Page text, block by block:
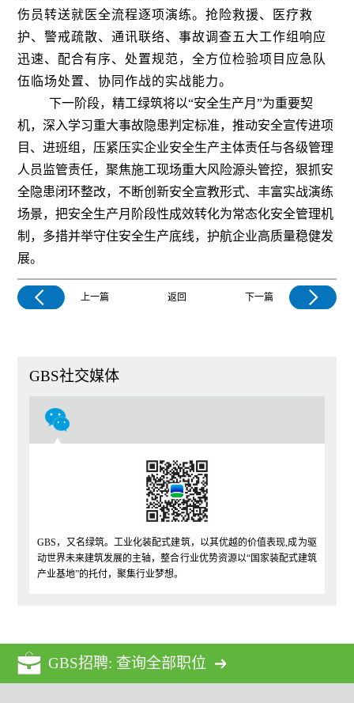
伤员转送就医全流程逐项演练。抢险救援、医疗救
护、警戒疏散、通讯联络、事故调查五大工作组响应
迅速、配合有序、处置规范，全方位检验项目应急队
伍临场处置、协同作战的实战能力。
下一阶段，精工绿筑将以“安全生产月”为重要契
机，深入学习重大事故隐患判定标准，推动安全宣传进项
目、进班组，压紧压实企业安全生产主体责任与各级管理
人员监管责任，聚焦施工现场重大风险源头管控，狠抓安
全隐患闭环整改，不断创新安全宣教形式、丰富实战演练
场景，把安全生产月阶段性成效转化为常态化安全管理机
制，多措并举守住安全生产底线，护航企业高质量稳健发
展。
上一篇 返回 下一篇
GBS社交媒体
GBS，又名绿筑。工业化装配式建筑，以其优越的价值表现,成为驱
动世界未来建筑发展的主轴，整合行业优势资源以“国家装配式建筑
产业基地”的托付，聚集行业梦想。
GBS招聘: 查询全部职位